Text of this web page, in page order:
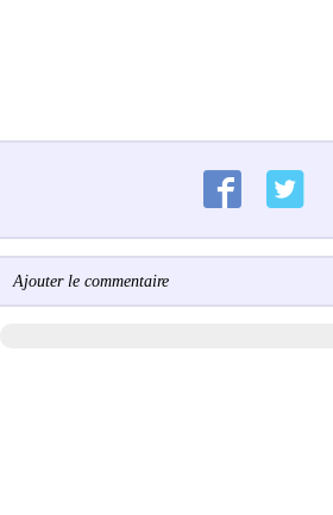
Ajouter le commentaire